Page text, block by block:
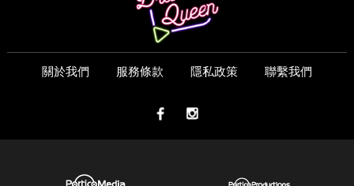
關於我們 服務條款 隱私政策 聯繫我們